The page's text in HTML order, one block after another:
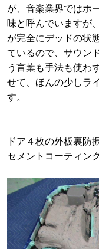
が、音楽業界ではホ
味と呼んでいますが
が完全にデッドの状
ているので、サウン
う言葉も手法も使わ
せて、ほんの少しラ
す。
ドア４枚の外板裏防
セメントコーティン